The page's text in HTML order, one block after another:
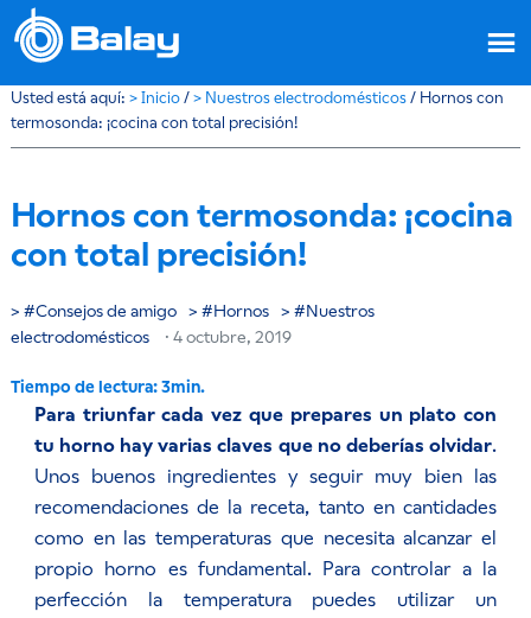
Usted está aquí: > Inicio / > Nuestros electrodomésticos /Hornos con
termosonda: ¡cocina con total precisión!
Hornos con termosonda: ¡cocina
con total precisión!
Consejos de amigo Hornos
Nuestros
electrodomésticos
· 4 octubre, 2019
Para triunfar cada vez que prepares un plato con
tu horno hay varias claves que no deberías olvidar.
Unos buenos ingredientes y seguir muy bien las
recomendaciones de la receta, tanto en cantidades
como en las temperaturas que necesita alcanzar el
propio horno es fundamental. Para controlar a la
perfección la temperatura puedes utilizar un